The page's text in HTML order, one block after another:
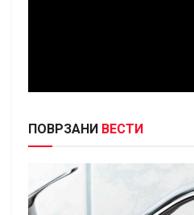
ПОВРЗАНИ ВЕСТИ